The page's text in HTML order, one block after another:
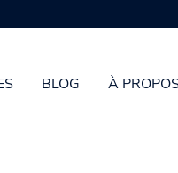
BLOG À